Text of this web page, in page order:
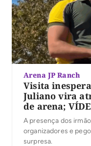
Arena JP Ranch
Visita
Juliano vira
de arena;
A presença dos
organizadores e
surpresa.